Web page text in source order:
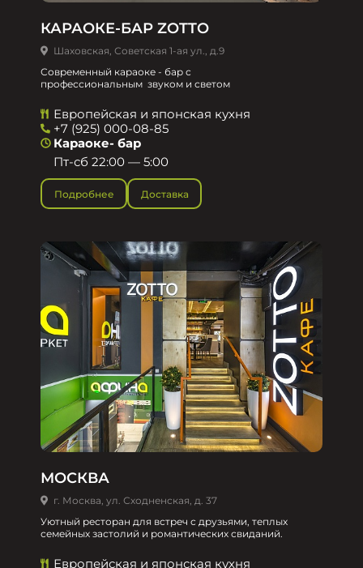
КАРАОКЕ-БАР ZOTTO
Шаховская, Советская 1-ая ул., д.9
Современный караоке - бар с
профессиональным звуком и светом
Европейская и японская кухня
+7 (925) 000-08-85
Караоке- бар
Пт-сб 22:00 — 5:00
Подробнее Доставка
МОСКВА
г. Москва, ул. Сходненская, д. 37
Уютный ресторан для встреч с друзьями, теплых
семейных застолий и романтических свиданий.
Европейская и японская кухня